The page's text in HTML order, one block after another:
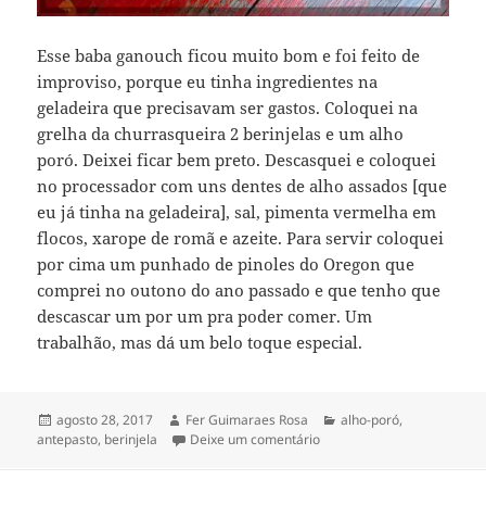
Esse baba ganouch ficou muito bom e foi feito de
improviso, porque eu tinha ingredientes na
geladeira que precisavam ser gastos. Coloquei na
grelha da churrasqueira 2 berinjelas e um alho
poró. Deixei ficar bem preto. Descasquei e coloquei
no processador com uns dentes de alho assados [que
eu já tinha na geladeira], sal, pimenta vermelha em
flocos, xarope de romã e azeite. Para servir coloquei
por cima um punhado de pinoles do Oregon que
comprei no outono do ano passado e que tenho que
descascar um por um pra poder comer. Um
trabalhão, mas dá um belo toque especial.
Publicado
em
agosto 28, 2017 Autor
Fer Guimaraes Rosa Categorias
alho-poró,
antepasto, berinjela Deixe um comentárioem baba ganouch [minha